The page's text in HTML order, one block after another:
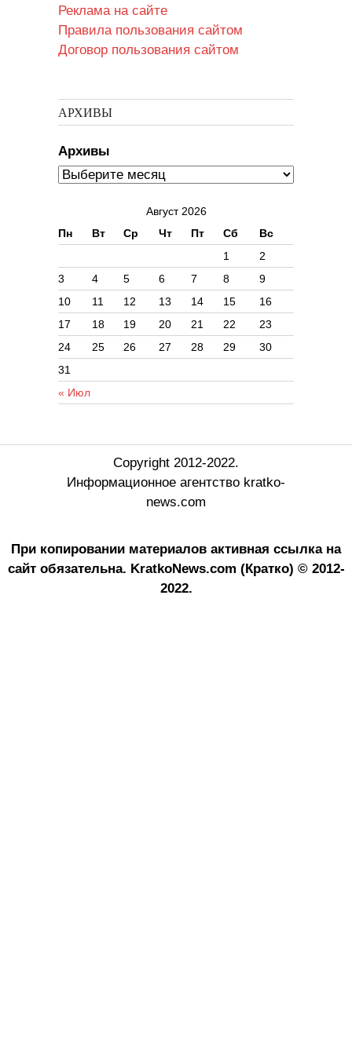
Реклама на сайте
Правила пользования сайтом
Договор пользования сайтом
АРХИВЫ
Архивы
Август 2026
Пн
Вт Ср Чт Пт Сб Вс
« Июл
1
2
3
4 5 6 7 8
9
10
11 12 13 14 15
16
17
18 19 20 21 22
23
24
25 26 27 28 29
30
31
Copyright 2012-2022.
Информационное агентство kratko-
news.com
При копировании материалов активная ссылка на
сайт обязательна. KratkoNews.com (Кратко) © 2012-
2022.